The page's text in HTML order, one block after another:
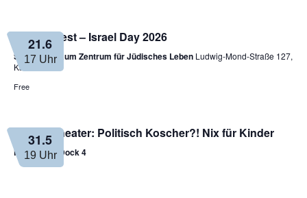
21.6
17 Uhr
Sommerfest – Israel Day 2026
Sara Nussbaum Zentrum für Jüdisches Leben Ludwig-Mond-Straße 127,
Kassel
Free
31.5
19 Uhr
Puppentheater: Politisch Koscher?! Nix für Kinder
Kulturhaus Dock 4